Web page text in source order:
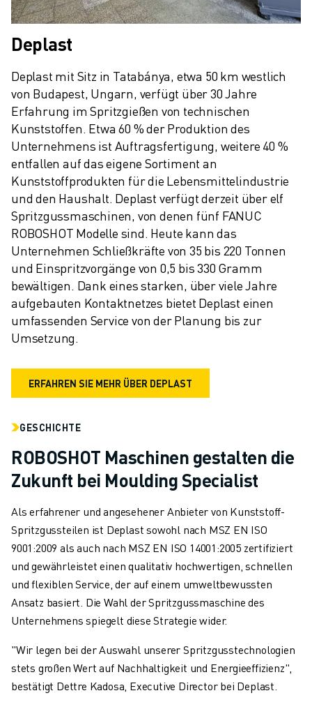
Deplast
Deplast mit Sitz in Tatabánya, etwa 50 km westlich
von Budapest, Ungarn, verfügt über 30 Jahre
Erfahrung im Spritzgießen von technischen
Kunststoffen. Etwa 60 % der Produktion des
Unternehmens ist Auftragsfertigung, weitere 40 %
entfallen auf das eigene Sortiment an
Kunststoffprodukten für die Lebensmittelindustrie
und den Haushalt. Deplast verfügt derzeit über elf
Spritzgussmaschinen, von denen fünf FANUC
ROBOSHOT Modelle sind. Heute kann das
Unternehmen Schließkräfte von 35 bis 220 Tonnen
und Einspritzvorgänge von 0,5 bis 330 Gramm
bewältigen. Dank eines starken, über viele Jahre
aufgebauten Kontaktnetzes bietet Deplast einen
umfassenden Service von der Planung bis zur
Umsetzung.
ERFAHREN SIE MEHR ÜBER DEPLAST
GESCHICHTE
ROBOSHOT Maschinen gestalten die
Zukunft bei Moulding Specialist
Als erfahrener und angesehener Anbieter von Kunststoff-
Spritzgussteilen ist Deplast sowohl nach MSZ EN ISO
9001:2009 als auch nach MSZ EN ISO 14001:2005 zertifiziert
und gewährleistet einen qualitativ hochwertigen, schnellen
und flexiblen Service, der auf einem umweltbewussten
Ansatz basiert. Die Wahl der Spritzgussmaschine des
Unternehmens spiegelt diese Strategie wider.
"Wir legen bei der Auswahl unserer Spritzgusstechnologien
stets großen Wert auf Nachhaltigkeit und Energieeffizienz",
bestätigt Dettre Kadosa, Executive Director bei Deplast.